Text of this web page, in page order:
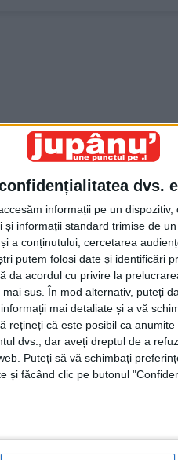
dvs.
informații pe un
informații standard trimise de
a conținutului, cercetarea
putem folosi date și identificări
da acordul cu privire la
sus. În mod alternativ, puteți
mai detaliate și a vă
rețineți că este posibil ca
dvs., dar aveți dreptul de a
Puteți să vă schimbați
și făcând clic pe butonul